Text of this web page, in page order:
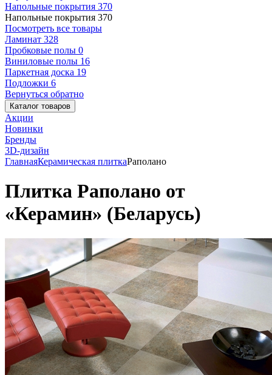
Напольные покрытия 370
Напольные покрытия 370
Посмотреть все товары
Ламинат 328
Пробковые полы 0
Виниловые полы 16
Паркетная доска 19
Подложки 6
Вернуться обратно
Каталог товаров
Акции
Новинки
Бренды
3D-дизайн
ГлавнаяКерамическая плиткаРаполано
Плитка Раполано от
«Керамин» (Беларусь)